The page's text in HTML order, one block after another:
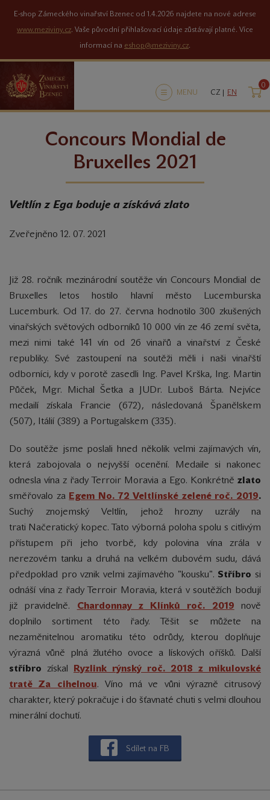
E-shop Zámeckého vinařství Bzenec od 1.4.2026 najdete na nové adrese
www.meziviny.cz. Vaše původní přihlašovací údaje zůstávají platné. Více
informací na eshop@meziviny.cz.
MENU CZ | EN
0
Concours Mondial de
Bruxelles 2021
Veltlín z Ega boduje a získává zlato
Zveřejněno 12. 07. 2021
Již 28. ročník mezinárodní soutěže vín Concours Mondial de
Bruxelles letos hostilo hlavní město Lucemburska
Lucemburk. Od 17. do 27. června hodnotilo 300 zkušených
vinařských světových odborníků 10 000 vín ze 46 zemí světa,
mezi nimi také 141 vín od 26 vinařů a vinařství z České
republiky. Své zastoupení na soutěži měli i naši vinařští
odborníci, kdy v porotě zasedli Ing. Pavel Krška, Ing. Martin
Půček, Mgr. Michal Šetka a JUDr. Luboš Bárta. Nejvíce
medailí získala Francie (672), následovaná Španělskem
(507), Itálií (389) a Portugalskem (335).
Do soutěže jsme poslali hned několik velmi zajímavých vín,
která zabojovala o nejvyšší ocenění. Medaile si nakonec
odnesla vína z řady Terroir Moravia a Ego. Konkrétně zlato
směřovalo za Egem No. 72 Veltlínské zelené roč. 2019.
Suchý znojemský Veltlín, jehož hrozny uzrály na
trati Načeratický kopec. Tato výborná poloha spolu s citlivým
přístupem při jeho tvorbě, kdy polovina vína zrála v
nerezovém tanku a druhá na velkém dubovém sudu, dává
předpoklad pro vznik velmi zajímavého "kousku". Stříbro si
odnáší vína z řady Terroir Moravia, která v soutěžích bodují
již pravidelně. Chardonnay z Klínků roč. 2019 nově
doplnilo sortiment této řady. Těšit se můžete na
nezaměnitelnou aromatiku této odrůdy, kterou doplňuje
výrazná vůně plná žlutého ovoce a lískových oříšků. Další
stříbro získal Ryzlink rýnský roč. 2018 z mikulovské
tratě Za cihelnou. Víno má ve vůni výrazně citrusový
charakter, který pokračuje i do šťavnaté chuti s velmi dlouhou
minerální dochutí.
Sdílet na FB